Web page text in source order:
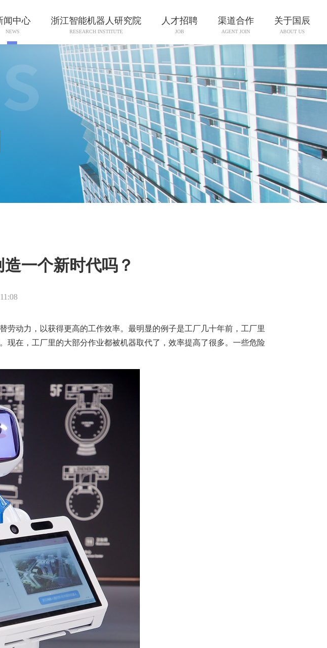
闻中心
NEWS
浙江智能机器人研究院
RESEARCH INSTITUTE
人才招聘
JOB
渠道合作
AGENT JOIN
关于国辰
ABOUT US
一个新时代吗？
动力，以获得更高的工作效率。最明显的例子是工厂几十年前，工厂里
在，工厂里的大部分作业都被机器取代了，效率提高了很多。一些危险